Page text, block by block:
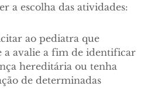
a escolha das atividades:
ao pediatra que
a avalie a fim de identificar
hereditária ou tenha
de determinadas